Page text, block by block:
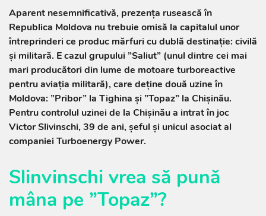
Aparent nesemnificativă, prezența rusească în
Republica Moldova nu trebuie omisă la capitalul unor
întreprinderi ce produc mărfuri cu dublă destinație: civilă
și militară. E cazul grupului ”Saliut” (unul dintre cei mai
mari producători din lume de motoare turboreactive
pentru aviația militară), care deține două uzine în
Moldova: ”Pribor” la Tighina și ”Topaz” la Chișinău.
Pentru controlul uzinei de la Chișinău a intrat în joc
Victor Slivinschi, 39 de ani, șeful și unicul asociat al
companiei Turboenergy Power.
Slinvinschi vrea să pună
mâna pe ”Topaz”?